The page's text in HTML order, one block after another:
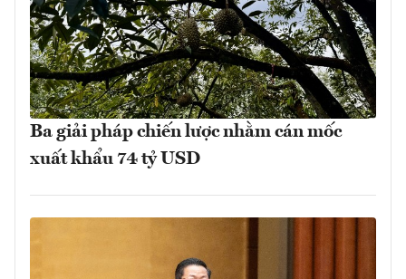
Ba giải pháp chiến lược nhằm cán mốc
xuất khẩu 74 tỷ USD